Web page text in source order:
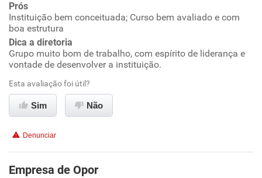
Ambiente de trabalho
Conciliação com a vida familiar
Benefícios
Recomenda a diretoria
Prós
Instituição bem conceituada; Curso bem avaliado e com
boa estrutura
Dica a diretoria
Grupo muito bom de trabalho, com espírito de liderança e
vontade de desenvolver a instituição.
Esta avaliação foi útil?
Sim Não
Denunciar
Empresa de Opor